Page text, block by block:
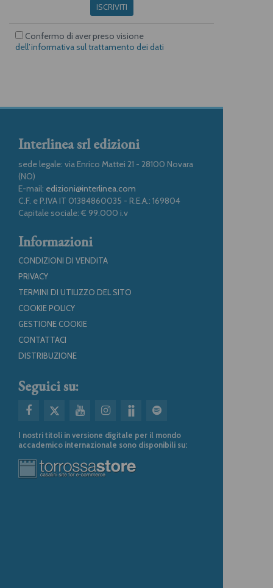
ISCRIVITI
Confermo di aver preso visione
dell’informativa sul trattamento dei dati
Interlinea srl edizioni
sede legale: via Enrico Mattei 21 - 28100 Novara
(NO)
E-mail: edizioni@interlinea.com
C.F. e P.IVA IT 01384860035 - R.E.A.: 169804
Capitale sociale: € 99.000 i.v
Informazioni
CONDIZIONI DI VENDITA
PRIVACY
TERMINI DI UTILIZZO DEL SITO
COOKIE POLICY
GESTIONE COOKIE
CONTATTACI
DISTRIBUZIONE
Seguici su:
I nostri titoli in versione digitale per il mondo
accademico internazionale sono disponibili su: